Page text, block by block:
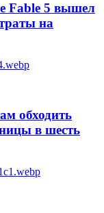
Fable 5 вышел
на
обходить
в шесть